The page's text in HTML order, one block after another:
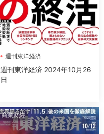
週刊東洋経済
週刊東洋経済 2024年10月26
日
商業财經